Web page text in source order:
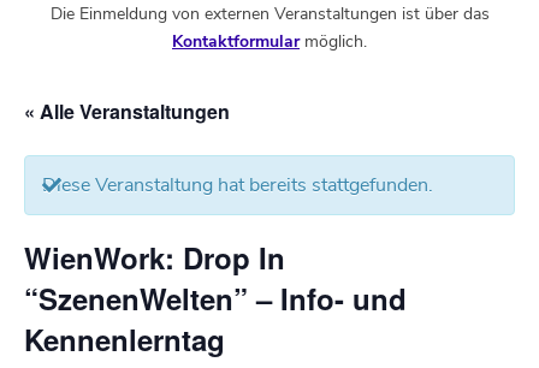
Die Einmeldung von externen Veranstaltungen ist über das
Kontaktformularmöglich.
« Alle Veranstaltungen
Diese Veranstaltung hat bereits stattgefunden.
WienWork: Drop In
“SzenenWelten” – Info- und
Kennenlerntag